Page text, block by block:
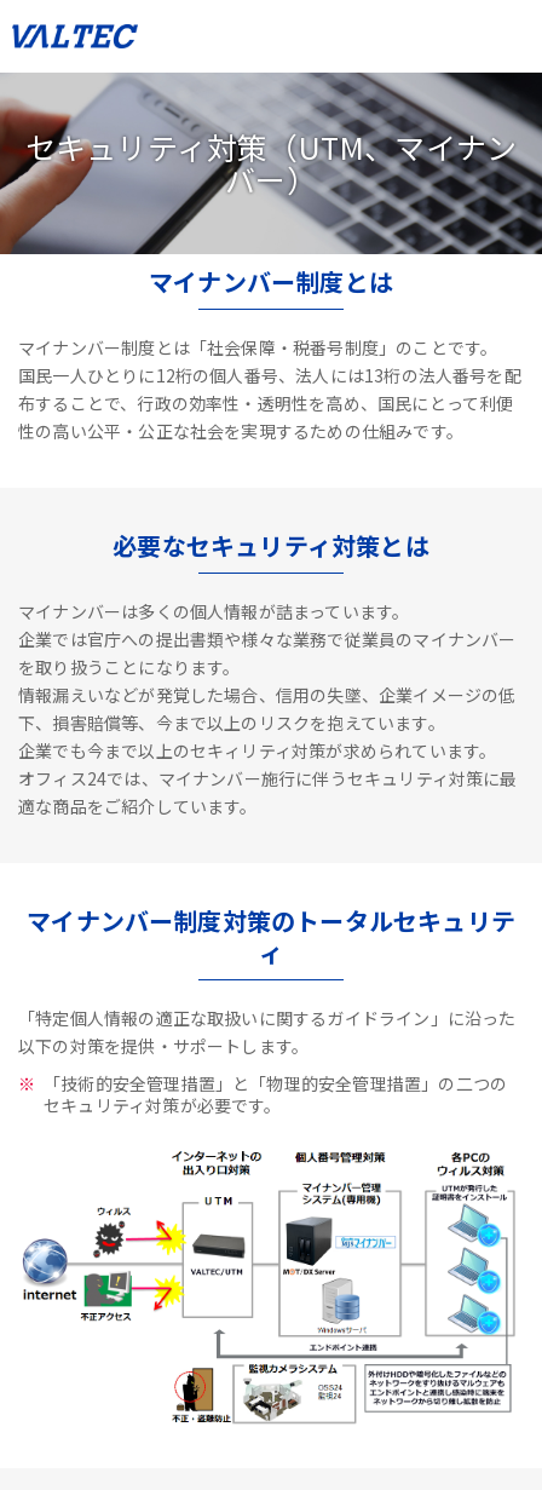
セキュリティ対策（UTM、マイナン
バー）
マイナンバー制度とは
マイナンバー制度とは「社会保障・税番号制度」のことです。
国民一人ひとりに12桁の個人番号、法人には13桁の法人番号を配
布することで、 行政の効率性・透明性を高め、国民にとって利便
性の高い公平・公正な社会を実現するための仕組みです。
必要なセキュリティ対策とは
マイナンバーは多くの個人情報が詰まっています。
企業では官庁への提出書類や様々な業務で従業員のマイナンバー
を取り扱うことになります。
情報漏えいなどが発覚した場合、信用の失墜、企業イメージの低
下、損害賠償等、今まで以上のリスクを抱えています。
企業でも今まで以上のセキィリティ対策が求められています。
オフィス24では、マイナンバー施行に伴うセキュリティ対策に最
適な商品をご紹介しています。
マイナンバー制度対策のトータルセキュリテ
ィ
「特定個人情報の適正な取扱いに関するガイドライン」に沿った
以下の対策を提供・サポートします。
「技術的安全管理措置」と「物理的安全管理措置」の二つの
セキュリティ対策が必要です。